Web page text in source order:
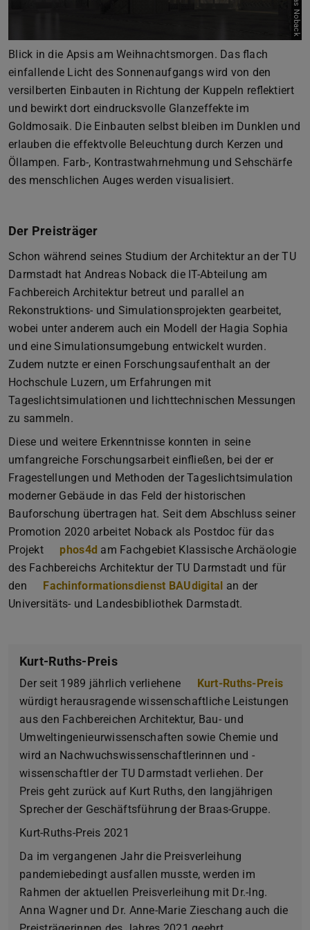
Blick in die Apsis am Weihnachtsmorgen. Das flach
einfallende Licht des Sonnenaufgangs wird von den
versilberten Einbauten in Richtung der Kuppeln reflektiert
und bewirkt dort eindrucksvolle Glanzeffekte im
Goldmosaik. Die Einbauten selbst bleiben im Dunklen und
erlauben die effektvolle Beleuchtung durch Kerzen und
Öllampen. Farb-, Kontrastwahrnehmung und Sehschärfe
des menschlichen Auges werden visualisiert.
Zurück Vor
Der Preisträger
Schon während seines Studium der Architektur an der TU
Darmstadt hat Andreas Noback die IT-Abteilung am
Fachbereich Architektur betreut und parallel an
Rekonstruktions- und Simulationsprojekten gearbeitet,
wobei unter anderem auch ein Modell der Hagia Sophia
und eine Simulationsumgebung entwickelt wurden.
Zudem nutzte er einen Forschungsaufenthalt an der
Hochschule Luzern, um Erfahrungen mit
Tageslichtsimulationen und lichttechnischen Messungen
zu sammeln.
Diese und weitere Erkenntnisse konnten in seine
umfangreiche Forschungsarbeit einfließen, bei der er
Fragestellungen und Methoden der Tageslichtsimulation
moderner Gebäude in das Feld der historischen
Bauforschung übertragen hat. Seit dem Abschluss seiner
Promotion 2020 arbeitet Noback als Postdoc für das
Projekt
phos4d am Fachgebiet Klassische Archäologie
des Fachbereichs Architektur der TU Darmstadt und für
den
Fachinformationsdienst BAUdigital an der
Universitäts- und Landesbibliothek Darmstadt.
Kurt-Ruths-Preis
Der seit 1989 jährlich verliehene
Kurt-Ruths-Preis
würdigt herausragende wissenschaftliche Leistungen
aus den Fachbereichen Architektur, Bau- und
Umweltingenieurwissenschaften sowie Chemie und
wird an Nachwuchswissenschaftlerinnen und -
wissenschaftler der TU Darmstadt verliehen. Der
Preis geht zurück auf Kurt Ruths, den langjährigen
Sprecher der Geschäftsführung der Braas-Gruppe.
Kurt-Ruths-Preis 2021
Da im vergangenen Jahr die Preisverleihung
pandemiebedingt ausfallen musste, werden im
Rahmen der aktuellen Preisverleihung mit Dr.-Ing.
Anna Wagner und Dr. Anne-Marie Zieschang auch die